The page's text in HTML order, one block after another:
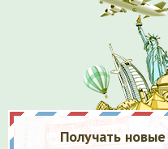
Получать